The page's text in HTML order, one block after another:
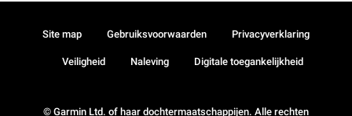
© Garmin Ltd. of haar dochtermaatschappijen. Alle rechten
Site map Gebruiksvoorwaarden Privacyverklaring
Veiligheid Naleving Digitale toegankelijkheid